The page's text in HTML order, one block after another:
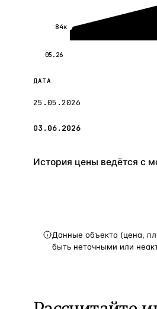
84к
05.26
ДАТА
25.05.2026
03.06.2026
История цены ведётся с
Данные объекта (цена,
быть неточными или